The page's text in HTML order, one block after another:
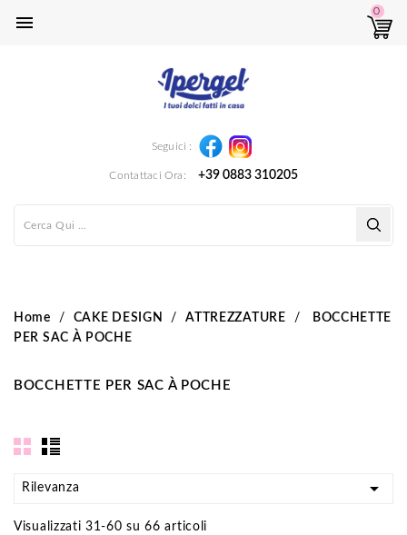

0
Seguici : Facebook
Contattaci Ora: +39 0883 310205
Home CAKE DESIGN ATTREZZATURE
BOCCHETTE
PER SAC À POCHE
BOCCHETTE PER SAC À POCHE
Rilevanza 
Visualizzati 31-60 su 66 articoli